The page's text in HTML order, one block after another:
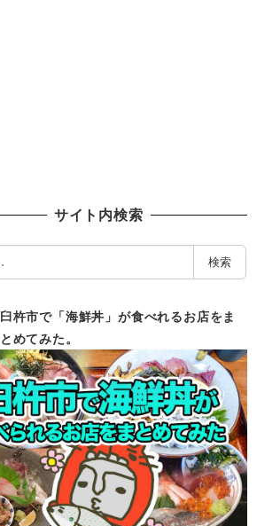
サイト内検索
検索
臼杵市で「海鮮丼」が食べれるお店をま
とめてみた。